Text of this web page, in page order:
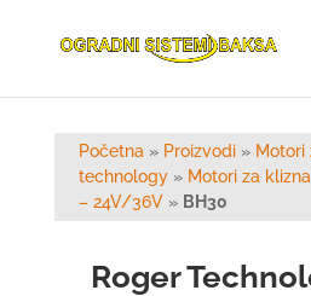
Početna » Proizvodi» Motori
technology» Motori za
– 24V/36V» BH30
Roger